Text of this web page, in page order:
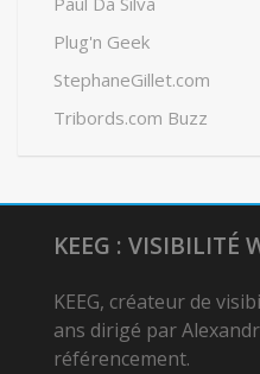
Plug'n Geek
StephaneGillet.com
Tribords.com Buzz
KEEG : VISIBILITÉ
KEEG, créateur de
ans dirigé par
référencement.